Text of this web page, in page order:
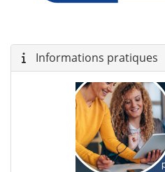
Informations pratiques